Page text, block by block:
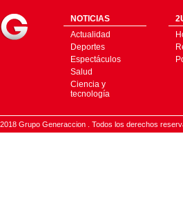
NOTICIAS
Actualidad
Deportes
Espectáculos
Salud
Ciencia y
tecnología
2018 Grupo Generaccion . Todos los derechos